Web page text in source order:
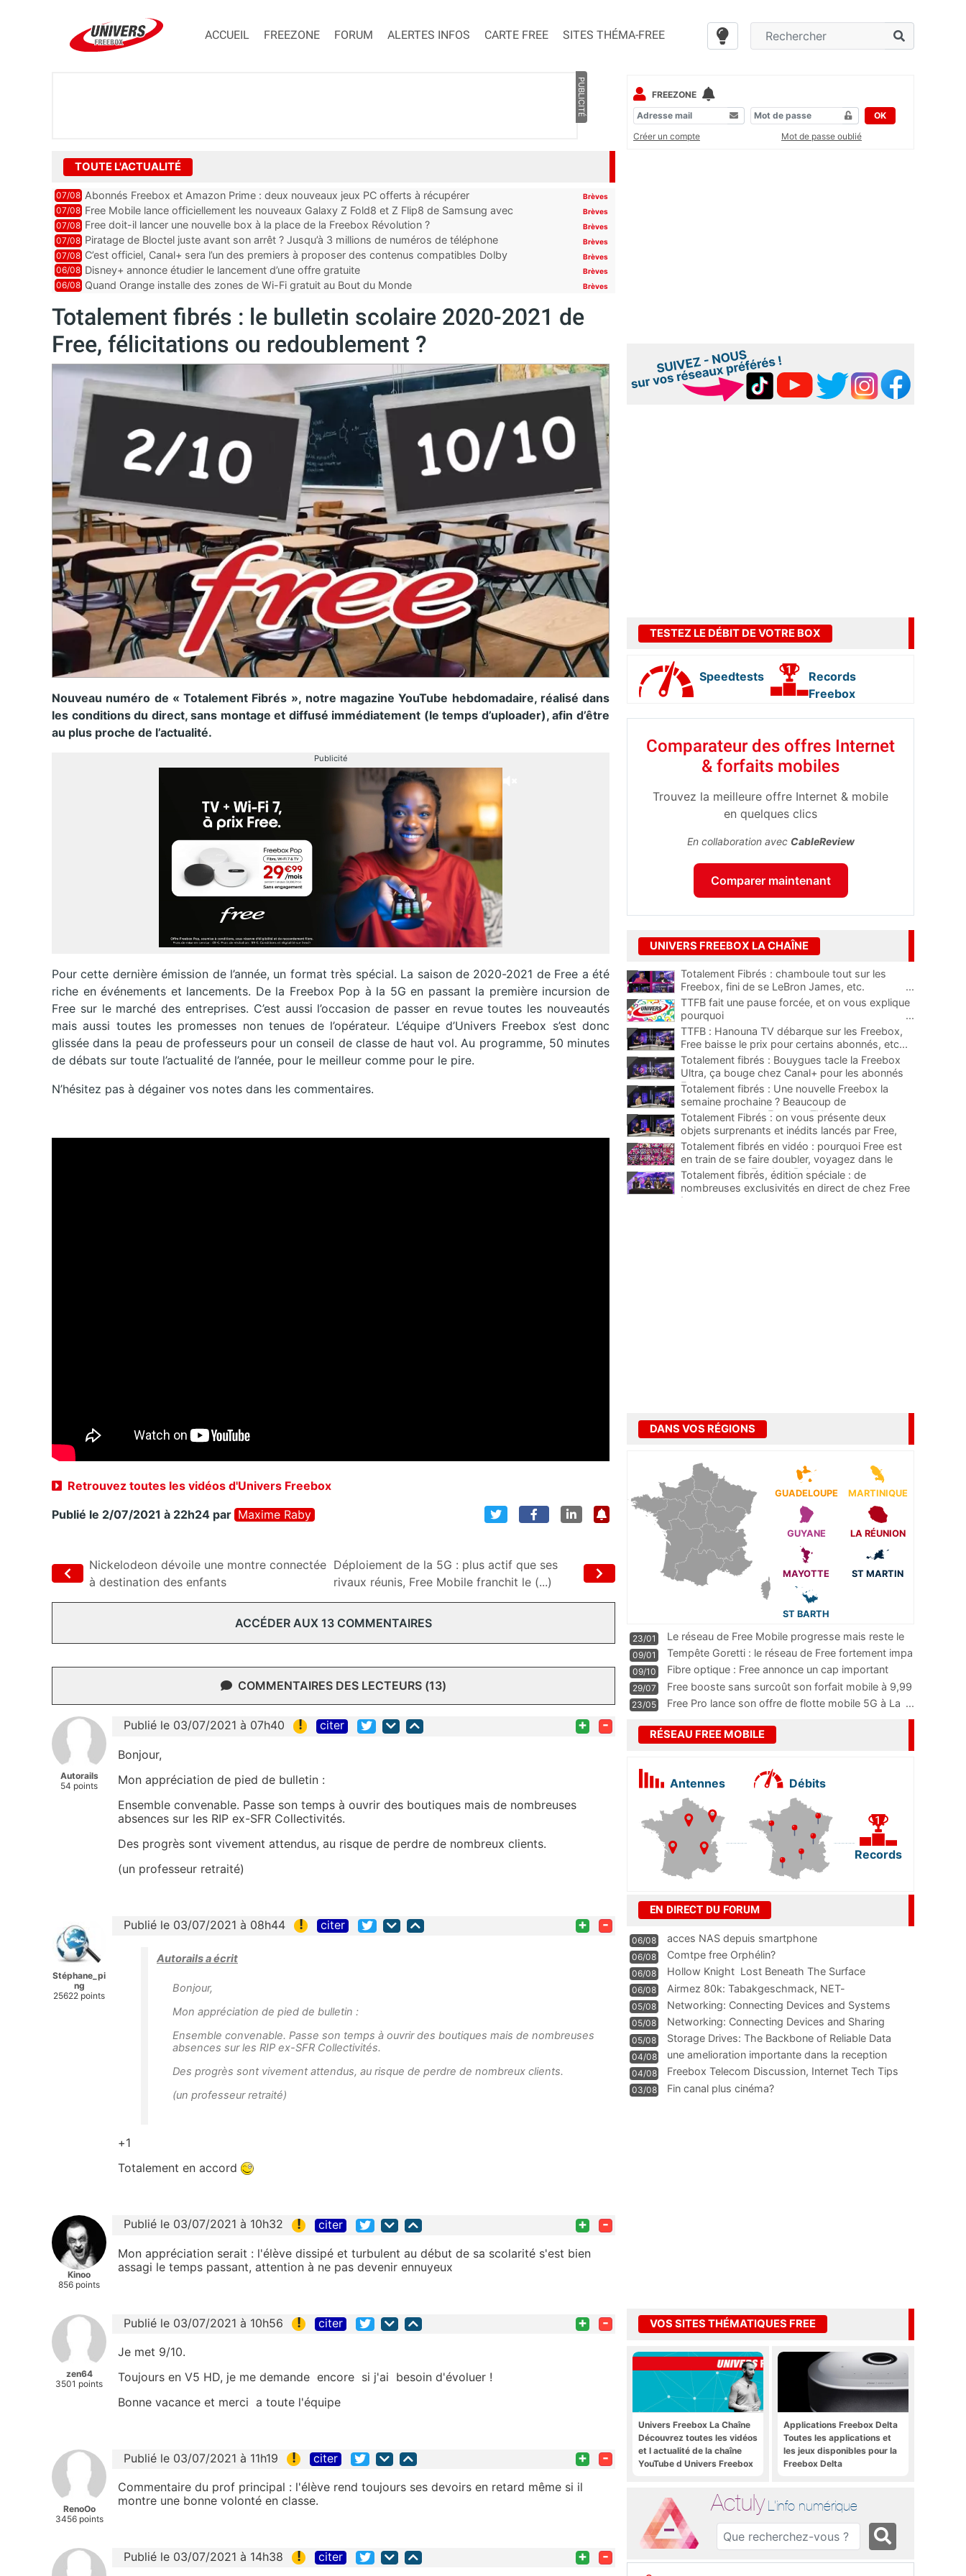
ACCUEIL FREEZONE FORUM ALERTES INFOS CARTE FREE SITES THÉMA-FREE
PUBLICITÉ
TOUTE L'ACTUALITÉ
07/08 Abonnés Freebox et Amazon Prime : deux nouveaux jeux PC offerts à récupérer Brèves
07/08 Free Mobile lance officiellement les nouveaux Galaxy Z Fold8 et Z Flip8 de Samsung avec
des promos et des cadeaux
Brèves
07/08 Free doit-il lancer une nouvelle box à la place de la Freebox Révolution ? Brèves
07/08 Piratage de Bloctel juste avant son arrêt ? Jusqu’à 3 millions de numéros de téléphone
auraient fuité
Brèves
07/08 C’est officiel, Canal+ sera l’un des premiers à proposer des contenus compatibles Dolby
Vision 2
Brèves
06/08 Disney+ annonce étudier le lancement d’une offre gratuite Brèves
06/08 Quand Orange installe des zones de Wi-Fi gratuit au Bout du Monde Brèves
Totalement fibrés : le bulletin scolaire 2020-2021 de
Free, félicitations ou redoublement ?
Nouveau numéro de « Totalement Fibrés », notre magazine YouTube hebdomadaire, réalisé dans
les conditions du direct, sans montage et diffusé immédiatement (le temps d’uploader), afin d’être
au plus proche de l’actualité.
Publicité
Pour cette dernière émission de l’année, un format très spécial. La saison de 2020-2021 de Free a été
riche en événements et lancements. De la Freebox Pop à la 5G en passant la première incursion de
Free sur le marché des entreprises. C’est aussi l’occasion de passer en revue toutes les nouveautés
mais aussi toutes les promesses non tenues de l’opérateur. L’équipe d’Univers Freebox s’est donc
glissée dans la peau de professeurs pour un conseil de classe de haut vol. Au programme, 50 minutes
de débats sur toute l’actualité de l’année, pour le meilleur comme pour le pire.
N’hésitez pas à dégainer vos notes dans les commentaires.
Retrouvez toutes les vidéos d'Univers Freebox
Publié le 2/07/2021 à 22h24 par Maxime Raby
Nickelodeon dévoile une montre connectée
à destination des enfants
Déploiement de la 5G : plus actif que ses
rivaux réunis, Free Mobile franchit le (...)
ACCÉDER AUX 13 COMMENTAIRES
COMMENTAIRES DES LECTEURS (13)
Autorails
54 points
Publié le 03/07/2021 à 07h40 ! citer + -
Bonjour,
Mon appréciation de pied de bulletin :
Ensemble convenable. Passe son temps à ouvrir des boutiques mais de nombreuses
absences sur les RIP ex-SFR Collectivités.
Des progrès sont vivement attendus, au risque de perdre de nombreux clients.
(un professeur retraité)
Stéphane_pi
ng
25622 points
Publié le 03/07/2021 à 08h44 ! citer + -
Autorails a écrit
Bonjour,
Mon appréciation de pied de bulletin :
Ensemble convenable. Passe son temps à ouvrir des boutiques mais de nombreuses
absences sur les RIP ex-SFR Collectivités.
Des progrès sont vivement attendus, au risque de perdre de nombreux clients.
(un professeur retraité)
+1
Totalement en accord
Kinoo
856 points
Publié le 03/07/2021 à 10h32 ! citer + -
Mon appréciation serait : l'élève dissipé et turbulent au début de sa scolarité s'est bien
assagi le temps passant, attention à ne pas devenir ennuyeux
zen64
3501 points
Publié le 03/07/2021 à 10h56 ! citer + -
Je met 9/10.
Toujours en V5 HD, je me demande encore si j'ai besoin d'évoluer !
Bonne vacance et merci a toute l'équipe
RenoOo
3456 points
Publié le 03/07/2021 à 11h19 ! citer + -
Commentaire du prof principal : l'élève rend toujours ses devoirs en retard même si il
montre une bonne volonté en classe.
Publié le 03/07/2021 à 14h38 ! citer + -
FREEZONE
OK
Créer un compte
Mot de passe oublié
TESTEZ LE DÉBIT DE VOTRE BOX
Speedtests
Records
Freebox
Comparateur des offres Internet
& forfaits mobiles
Trouvez la meilleure offre Internet & mobile
en quelques clics
En collaboration avec CableReview
Comparer maintenant
UNIVERS FREEBOX LA CHAÎNE
Totalement Fibrés : chamboule tout sur les
Freebox, fini de se LeBron James, etc.
...
TTFB fait une pause forcée, et on vous explique
pourquoi
...
TTFB : Hanouna TV débarque sur les Freebox,
Free baisse le prix pour certains abonnés, etc...
Totalement fibrés : Bouygues tacle la Freebox
Ultra, ça bouge chez Canal+ pour les abonnés
Free, etc...
Totalement fibrés : Une nouvelle Freebox la
semaine prochaine ? Beaucoup de
changements sur Freebox TV, etc.
Totalement Fibrés : on vous présente deux
objets surprenants et inédits lancés par Free,
etc...
Totalement fibrés en vidéo : pourquoi Free est
en train de se faire doubler, voyagez dans le
temps avec la Freebox Delta..
Totalement fibrés, édition spéciale : de
nombreuses exclusivités en direct de chez Free
!
DANS VOS RÉGIONS
GUADELOUPE MARTINIQUE
GUYANE LA RÉUNION
MAYOTTE ST MARTIN
ST BARTH
23/01
Le réseau de Free Mobile progresse mais reste le
m
...
09/01
Tempête Goretti : le réseau de Free fortement impa
09/10
Fibre optique : Free annonce un cap important
pass
...
29/07
Free booste sans surcoût son forfait mobile à 9,99
23/05 Free Pro lance son offre de flotte mobile 5G à La ...
RÉSEAU FREE MOBILE
Antennes Débits
Records
EN DIRECT DU FORUM
06/08 acces NAS depuis smartphone
06/08 Comtpe free Orphélin?
06/08 Hollow Knight  Lost Beneath The Surface
06/08
Airmez 80k: Tabakgeschmack, NET-
Technologie und Leistung im
05/08 Networking: Connecting Devices and Systems
05/08
Networking: Connecting Devices and Sharing
Information
05/08
Storage Drives: The Backbone of Reliable Data
Management
04/08
une amelioration importante dans la reception
WIFI
04/08
Freebox Telecom Discussion, Internet Tech Tips
Communi
03/08 Fin canal plus cinéma?
VOS SITES THÉMATIQUES FREE
Univers Freebox La Chaîne
Découvrez toutes les vidéos
et l actualité de la chaîne
YouTube d Univers Freebox
Applications Freebox Delta
Toutes les applications et
les jeux disponibles pour la
Freebox Delta
Actuly L'info numérique